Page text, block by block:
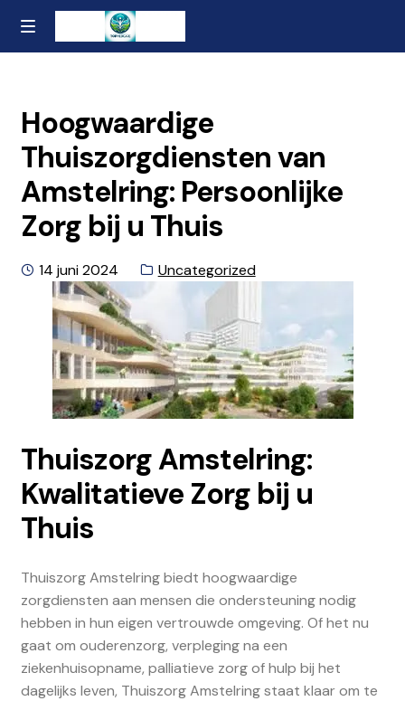
Ga
naar
Naar
de
MENU
Contact
Over ons
Privacybeleid en Algemene Voorwaarden
Hoogwaardige
Thuiszorgdiensten van
Amstelring: Persoonlijke
Zorg bij u Thuis
Geplaatst
op
14 juni 2024 Categorie:
Uncategorized
Thuiszorg Amstelring:
Kwalitatieve Zorg bij u
Thuis
Thuiszorg Amstelring biedt hoogwaardige
zorgdiensten aan mensen die ondersteuning nodig
hebben in hun eigen vertrouwde omgeving. Of het nu
gaat om ouderenzorg, verpleging na een
ziekenhuisopname, palliatieve zorg of hulp bij het
dagelijks leven, Thuiszorg Amstelring staat klaar om te